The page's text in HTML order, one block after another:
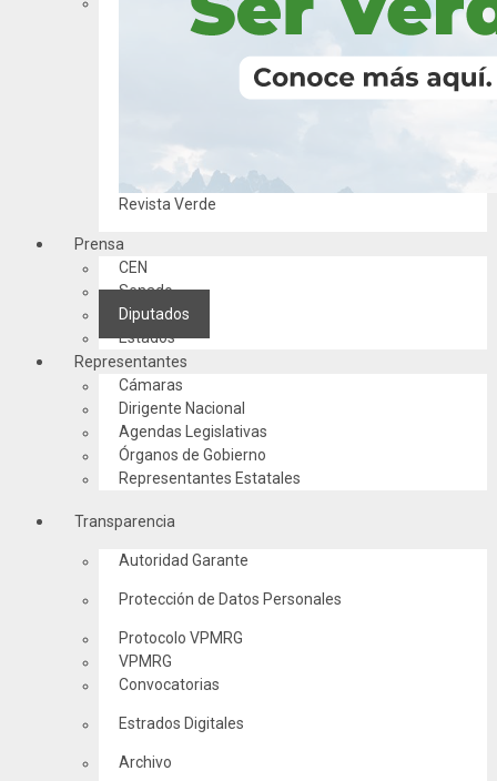
Revista Verde
Prensa
CEN
Senado
Diputados
Estados
Representantes
Cámaras
Dirigente Nacional
Agendas Legislativas
Órganos de Gobierno
Representantes Estatales
Transparencia
Autoridad Garante
Protección de Datos Personales
Protocolo VPMRG
VPMRG
Convocatorias
Estrados Digitales
Archivo